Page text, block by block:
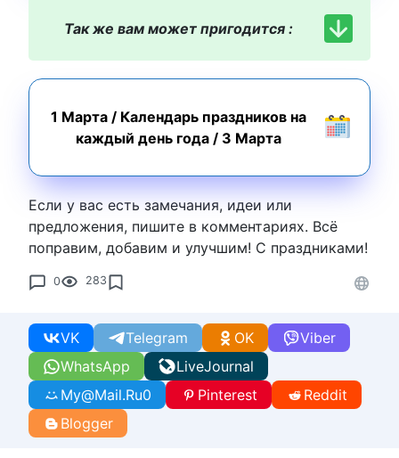
Так же вам может пригодится :
1 Марта/ Календарь праздников на
каждый день года/ 3 Марта
Если у вас есть замечания, идеи или
предложения, пишите в комментариях. Всё
поправим, добавим и улучшим! С праздниками!
0 283
WhatsApp
VK Telegram Viber
OK
LiveJournal
My@Mail.Ru0 Pinterest
Reddit
Blogger